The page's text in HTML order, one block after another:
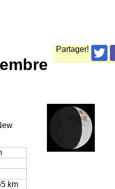
Partager!
km